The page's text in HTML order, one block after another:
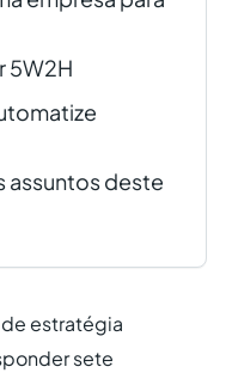
5W2H
assuntos deste
estratégia
sete